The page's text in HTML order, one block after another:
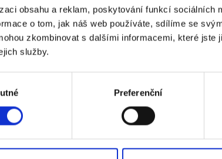
obsahu a reklam, poskytování funkcí
o tom, jak náš web používáte, sdílíme se
zkombinovat s dalšími informacemi, které
služby.
Preferenční
Alle Tasche mit